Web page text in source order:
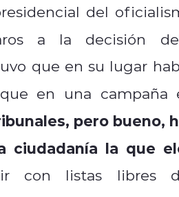
del
a la decisión
que en su lugar
en una campaña
pero bueno,
ciudadanía la que
con listas libres